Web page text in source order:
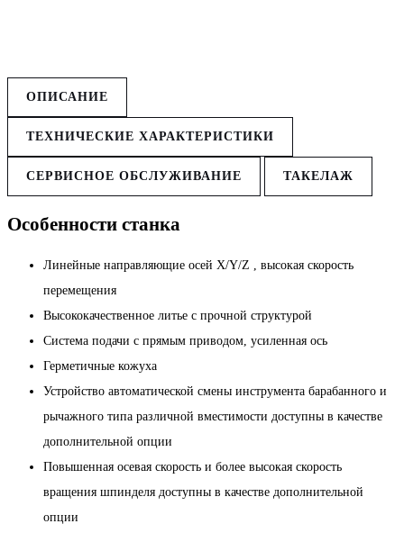
ОПИСАНИЕ
ТЕХНИЧЕСКИЕ ХАРАКТЕРИСТИКИ
СЕРВИСНОЕ ОБСЛУЖИВАНИЕ ТАКЕЛАЖ
Особенности станка
Линейные направляющие осей X/Y/Z , высокая скорость
перемещения
Высококачественное литье с прочной структурой
Система подачи с прямым приводом, усиленная ось
Герметичные кожуха
Устройство автоматической смены инструмента барабанного и
рычажного типа различной вместимости доступны в качестве
дополнительной опции
Повышенная осевая скорость и более высокая скорость
вращения шпинделя доступны в качестве дополнительной
опции